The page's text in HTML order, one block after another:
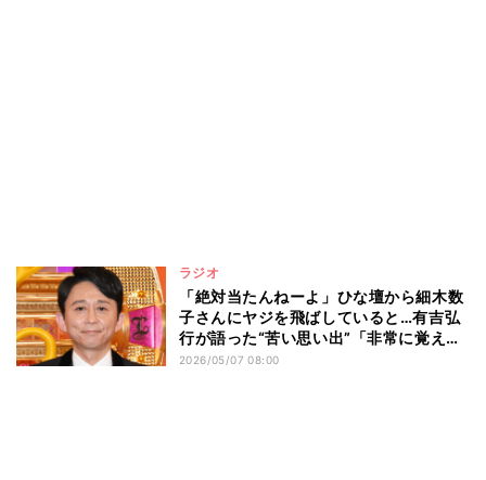
ラジオ
「絶対当たんねーよ」ひな壇から細木数
子さんにヤジを飛ばしていると…有吉弘
行が語った“苦い思い出”「非常に覚えて
ます」
2026/05/07 08:00